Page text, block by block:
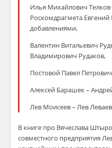
Илья Михайлович Телков
Роскомдрагмета
добавлениями,
Валентин Витальевич
Владимирович Рудаков,
Постовой Павел
Алексей Барашек –
Лев Моисеев – Лев
В книге про Вячеслава
совместного предприятия